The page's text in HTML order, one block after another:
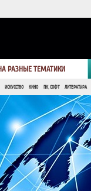
РАЗНЫЕ ТЕМАТИКИ
ИСКУССТВО КИНО ПК, СОФТ ЛИТЕРАТУРА